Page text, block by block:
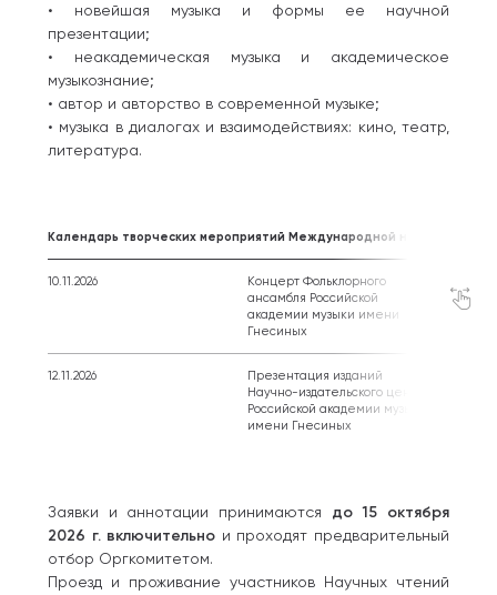
• новейшая музыка и формы ее научной
презентации;
• неакадемическая музыка и академическое
музыкознание;
• автор и авторство в современной музыке;
• музыка в диалогах и взаимодействиях: кино, театр,
литература.
Календарь творческих мероприятий Международной научной
10.11.2026
Концерт Фольклорного
ансамбля Российской
академии музыки имени
Гнесиных
12.11.2026
Презентация изданий
Научно-издательского центра
Российской академии музыки
имени Гнесиных
Заявки и аннотации принимаются до 15 октября
2026 г. включительно и проходят предварительный
отбор Оргкомитетом.
Проезд и проживание участников Научных чтений